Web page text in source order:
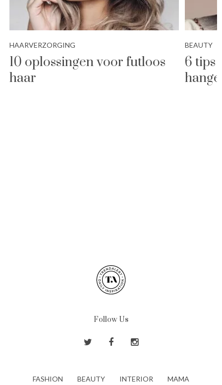
HAARVERZORGING
10 oplossingen voor futloos
haar
BEAUTY
6 tips
Follow Us
FASHION BEAUTY INTERIOR MAMA